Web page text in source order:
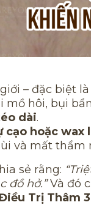
– đặc biệt
mồ hôi, bụi
dài.
cạo hoặc wax
và mất thẩm
sẻ rằng:
đồ hở.”Và đó
Trị Thâm